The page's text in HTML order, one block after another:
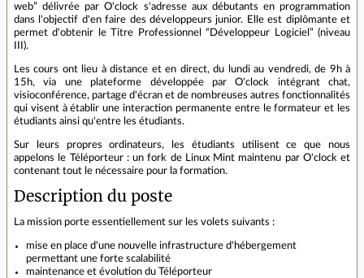
web” délivrée par O'clock s'adresse aux débutants en programmation
dans l'objectif d'en faire des développeurs junior. Elle est diplômante et
permet d'obtenir le Titre Professionnel “Développeur Logiciel” (niveau
III).
Les cours ont lieu à distance et en direct, du lundi au vendredi, de 9h à
15h, via une plateforme développée par O'clock intégrant chat,
visioconférence, partage d'écran et de nombreuses autres fonctionnalités
qui visent à établir une interaction permanente entre le formateur et les
étudiants ainsi qu'entre les étudiants.
Sur leurs propres ordinateurs, les étudiants utilisent ce que nous
appelons le Téléporteur : un fork de Linux Mint maintenu par O'clock et
contenant tout le nécessaire pour la formation.
Description du poste
La mission porte essentiellement sur les volets suivants :
mise en place d'une nouvelle infrastructure d'hébergement
permettant une forte scalabilité
maintenance et évolution du Téléporteur